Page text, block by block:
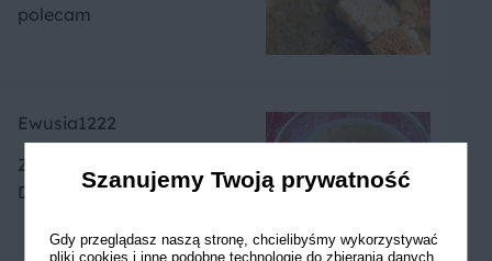
polecam
Ewusia1222
Zupa ma świetny smak.
Dla fanów cebuli :)
Szanujemy Twoją prywatność
Gdy przeglądasz naszą stronę, chcielibyśmy wykorzystywać
pliki cookies i inne podobne technologie do zbierania danych